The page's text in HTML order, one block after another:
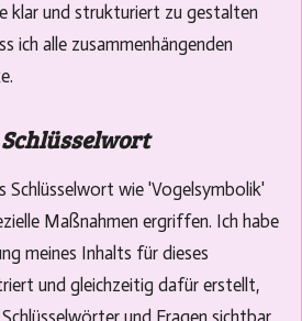
klar und strukturiert zu gestalten
ich alle zusammenhängenden
Schlüsselwort wie 'Vogelsymbolik'
Maßnahmen ergriffen. Ich habe
meines Inhalts für dieses
und gleichzeitig dafür erstellt,
und Fragen sichtbar